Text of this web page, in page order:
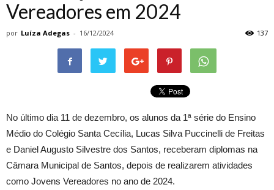
Vereadores em 2024
por Luíza Adegas - 16/12/2024 137
No último dia 11 de dezembro, os alunos da 1ª série do Ensino
Médio do Colégio Santa Cecília, Lucas Silva Puccinelli de Freitas
e Daniel Augusto Silvestre dos Santos, receberam diplomas na
Câmara Municipal de Santos, depois de realizarem atividades
como Jovens Vereadores no ano de 2024.